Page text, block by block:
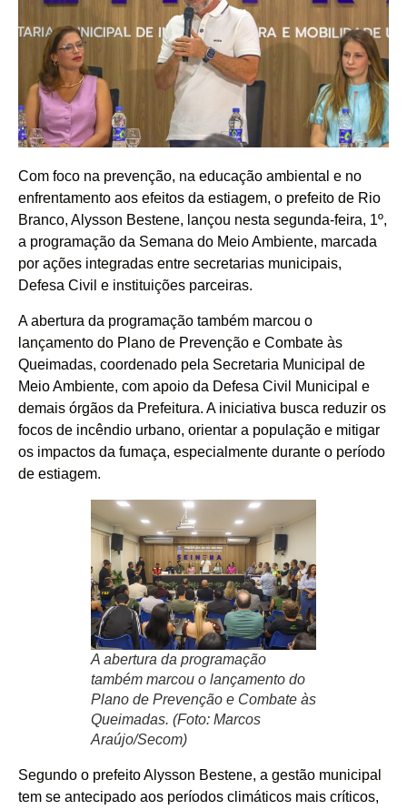
Com foco na prevenção, na educação ambiental e no
enfrentamento aos efeitos da estiagem, o prefeito de Rio
Branco, Alysson Bestene, lançou nesta segunda-feira, 1º,
a programação da Semana do Meio Ambiente, marcada
por ações integradas entre secretarias municipais,
Defesa Civil e instituições parceiras.
A abertura da programação também marcou o
lançamento do Plano de Prevenção e Combate às
Queimadas, coordenado pela Secretaria Municipal de
Meio Ambiente, com apoio da Defesa Civil Municipal e
demais órgãos da Prefeitura. A iniciativa busca reduzir os
focos de incêndio urbano, orientar a população e mitigar
os impactos da fumaça, especialmente durante o período
de estiagem.
A abertura da programação
também marcou o lançamento do
Plano de Prevenção e Combate às
Queimadas. (Foto: Marcos
Araújo/Secom)
Segundo o prefeito Alysson Bestene, a gestão municipal
tem se antecipado aos períodos climáticos mais críticos,